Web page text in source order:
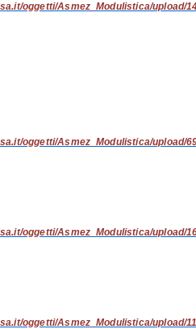
oggetti/Asmez_Modulistica/upload/
oggetti/Asmez_Modulistica/upload/
oggetti/Asmez_Modulistica/upload/
oggetti/Asmez_Modulistica/upload/